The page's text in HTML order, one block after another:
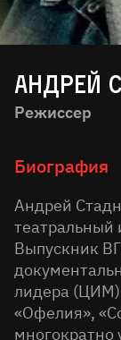
Андрей
Режиссер
Биография
Андрей
театральный
Выпускник
лидера
«Офелия»,
многократно